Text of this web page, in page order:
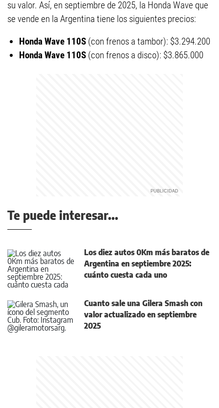
su valor. Así, en septiembre de 2025, la Honda Wave que
se vende en la Argentina tiene los siguientes precios:
Honda Wave 110S (con frenos a tambor): $3.294.200
Honda Wave 110S (con frenos a disco): $3.865.000
Te puede interesar...
Los diez autos 0Km más baratos de
Argentina en septiembre 2025:
cuánto cuesta cada uno
Cuanto sale una Gilera Smash con
valor actualizado en septiembre
2025